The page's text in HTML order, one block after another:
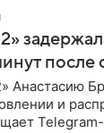
Анастасию
и
Telegram-